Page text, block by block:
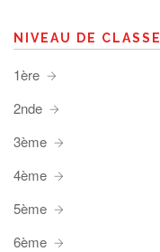
NIVEAU DE CLASSE
1ère
2nde
3ème
4ème
5ème
6ème